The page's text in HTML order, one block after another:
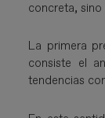
concreta, sino
La primera
consiste el
tendencias